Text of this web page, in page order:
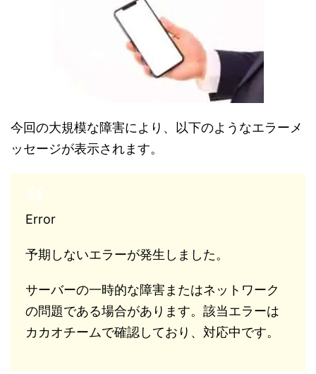
今回の大規模な障害により、以下のようなエラーメ
ッセージが表示されます。
Error
予期しないエラーが発生しました。
サーバーの一時的な障害またはネットワーク
の問題である場合があります。該当エラーは
カカオチームで確認しており、対応中です。